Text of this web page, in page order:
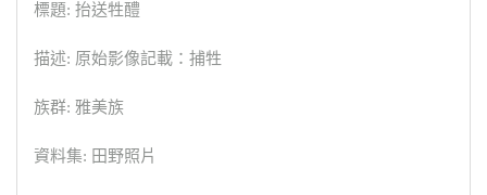
標題: 抬送牲醴
描述: 原始影像記載：捕牲
族群: 雅美族
資料集: 田野照片